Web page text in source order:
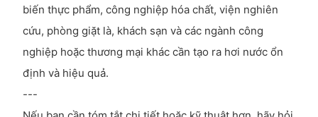
biến thực phẩm, công nghiệp hóa chất, viện nghiên
cứu, phòng giặt là, khách sạn và các ngành công
nghiệp hoặc thương mại khác cần tạo ra hơi nước ổn
định và hiệu quả.
---